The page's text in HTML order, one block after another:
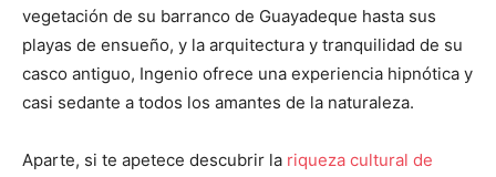
vegetación de su barranco de Guayadeque hasta sus
playas de ensueño, y la arquitectura y tranquilidad de su
casco antiguo, Ingenio ofrece una experiencia hipnótica y
casi sedante a todos los amantes de la naturaleza.
Aparte, si te apetece descubrir la riqueza cultural de